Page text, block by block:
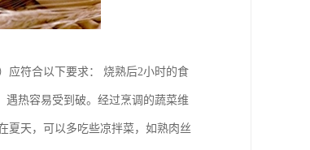
应符合以下要求： 烧熟后2小时的食
遇热容易受到破。经过烹调的蔬菜维
夏天，可以多吃些凉拌菜，如熟肉丝